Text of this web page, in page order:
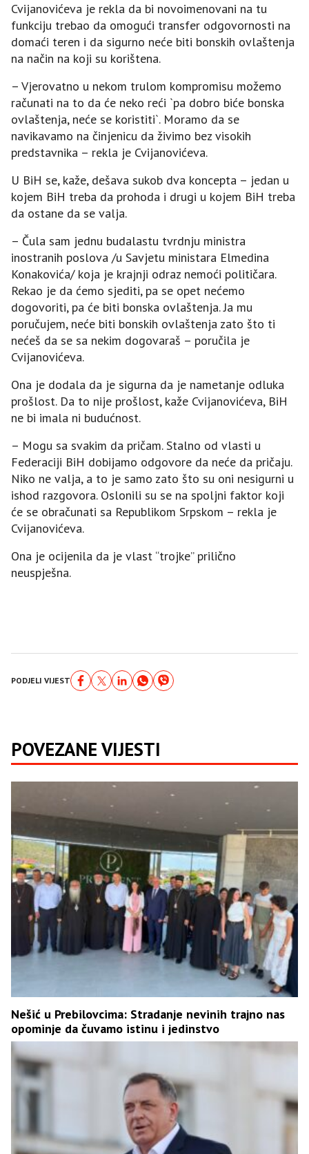
Cvijanovićeva je rekla da bi novoimenovani na tu
funkciju trebao da omogući transfer odgovornosti na
domaći teren i da sigurno neće biti bonskih ovlaštenja
na način na koji su korištena.
– Vjerovatno u nekom trulom kompromisu možemo
računati na to da će neko reći `pa dobro biće bonska
ovlaštenja, neće se koristiti`. Moramo da se
navikavamo na činjenicu da živimo bez visokih
predstavnika – rekla je Cvijanovićeva.
U BiH se, kaže, dešava sukob dva koncepta – jedan u
kojem BiH treba da prohoda i drugi u kojem BiH treba
da ostane da se valja.
– Čula sam jednu budalastu tvrdnju ministra
inostranih poslova /u Savjetu ministara Elmedina
Konakovića/ koja je krajnji odraz nemoći političara.
Rekao je da ćemo sjediti, pa se opet nećemo
dogovoriti, pa će biti bonska ovlaštenja. Јa mu
poručujem, neće biti bonskih ovlaštenja zato što ti
nećeš da se sa nekim dogovaraš – poručila je
Cvijanovićeva.
Ona je dodala da je sigurna da je nametanje odluka
prošlost. Da to nije prošlost, kaže Cvijanovićeva, BiH
ne bi imala ni budućnost.
– Mogu sa svakim da pričam. Stalno od vlasti u
Federaciji BiH dobijamo odgovore da neće da pričaju.
Niko ne valja, a to je samo zato što su oni nesigurni u
ishod razgovora. Oslonili su se na spoljni faktor koji
će se obračunati sa Republikom Srpskom – rekla je
Cvijanovićeva.
Ona je ocijenila da je vlast “trojke” prilično
neuspješna.
PODJELI VIJEST
POVEZANE VIJESTI
Nešić u Prebilovcima: Stradanje nevinih trajno nas
opominje da čuvamo istinu i jedinstvo